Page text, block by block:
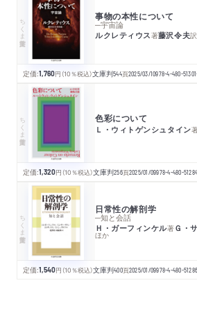
ちくま学芸文庫 事物の本性について
─宇宙論
ルクレティウス著藤沢令夫訳
定価:1,760円 （10％税込）文庫判544頁2025/03/10978-4-480-
ちくま学芸文庫 色彩について
Ｌ・ウィトゲンシュタイン
定価:1,320円 （10％税込）文庫判256頁2025/01/09978-4-480-
ちくま学芸文庫
日常性の解剖学
─知と会話
Ｈ・ガーフィンケル著Ｇ・
ほか
定価:1,540円 （10％税込）文庫判400頁2025/01/09978-4-480-